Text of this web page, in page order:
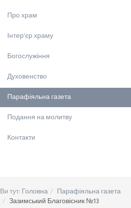
Про храм
Інтерʼєр храму
Богослужіння
Духовенство
Парафіяльна газета
Подання на молитву
Контакти
Ви тут: Головна
Парафіяльна газета
Зазимський Благовісник №13